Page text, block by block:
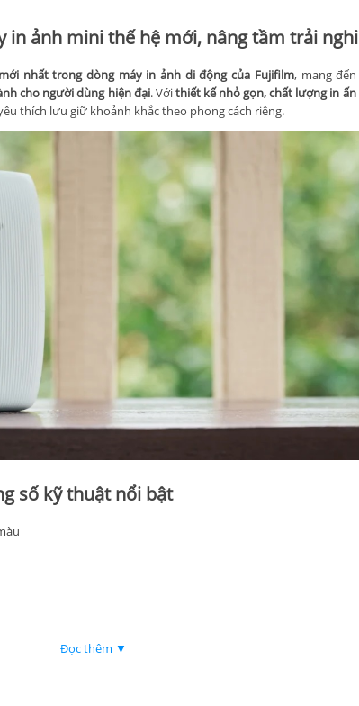
in ảnh mini thế hệ mới, nâng tầm trải
nhất trong dòng máy in ảnh di động của Fujifilm, mang
cho người dùng hiện đại. Vớithiết kế nhỏ gọn, chất lượng in
thích lưu giữ khoảnh khắc theo phong cách riêng.
số kỹ thuật nổi bật
Đọc thêm ▼